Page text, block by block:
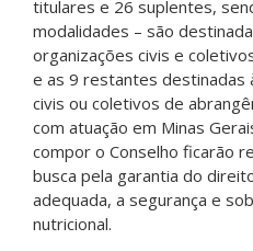
titulares e 26 suplentes,
modalidades – são
organizações civis e
e as 9 restantes destinadas
civis ou coletivos de
com atuação em Minas
compor o Conselho ficarão
busca pela garantia do
adequada, a segurança e
nutricional.